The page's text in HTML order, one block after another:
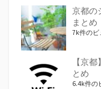
京都の
まとめ
7k件のビ
【京
とめ
6.4k件の